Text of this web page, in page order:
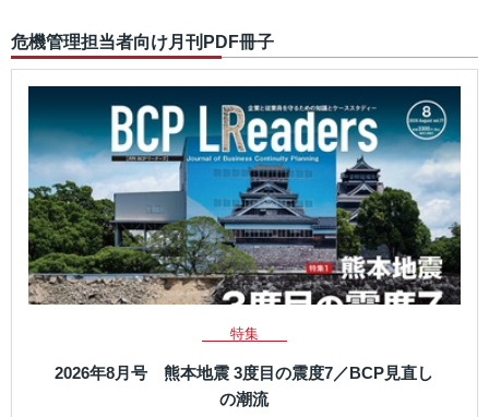
危機管理担当者向け月刊PDF冊子
特集
2026年8月号 熊本地震 3度目の震度7／BCP見直し
の潮流